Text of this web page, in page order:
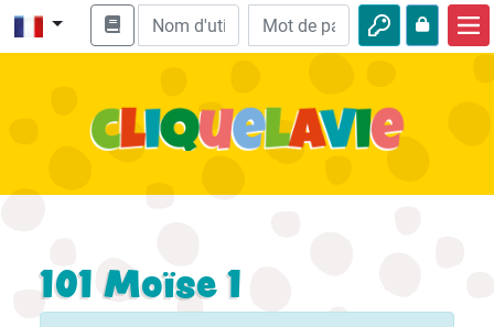
Enseignement biblique
Aventures
101 Moïse 1